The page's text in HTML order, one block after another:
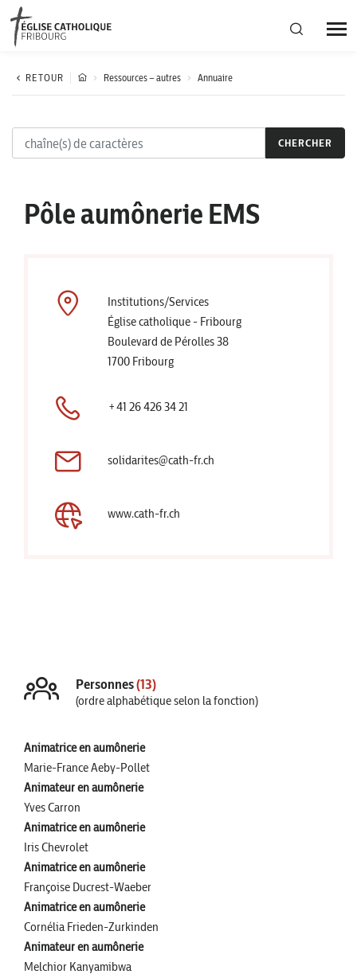
Région diocésaine
Actualités
RETOUR Ressources – autres Annuaire
CHERCHER
Pôle aumônerie EMS
Institutions/Services
Église catholique - Fribourg
Boulevard de Pérolles 38
1700 Fribourg
+41 26 426 34 21
solidarites@cath-fr.ch
www.cath-fr.ch
Personnes(13)
(ordre alphabétique selon la fonction)
Animatrice en aumônerie
Marie-France Aeby-Pollet
Animateur en aumônerie
Yves Carron
Animatrice en aumônerie
Iris Chevrolet
Animatrice en aumônerie
Françoise Ducrest-Waeber
Animatrice en aumônerie
Cornélia Frieden-Zurkinden
Animateur en aumônerie
Melchior Kanyamibwa